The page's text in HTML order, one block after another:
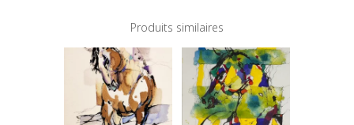
Produits similaires